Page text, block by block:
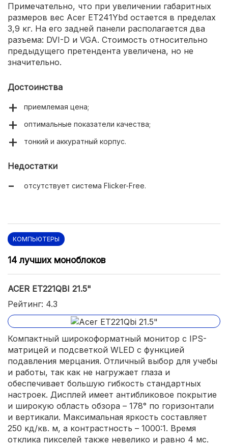
Примечательно, что при увеличении габаритных
размеров вес Acer ET241Ybd остается в пределах
3,9 кг. На его задней панели располагается два
разъема: DVI-D и VGA. Стоимость относительно
предыдущего претендента увеличена, но не
значительно.
Достоинства
приемлемая цена;
оптимальные показатели качества;
тонкий и аккуратный корпус.
Недостатки
отсутствует система Flicker-Free.
КОМПЬЮТЕРЫ
14 лучших моноблоков
ACER ET221QBI 21.5"
Рейтинг: 4.3
Компактный широкоформатный монитор с IPS-
матрицей и подсветкой WLED с функцией
подавления мерцания. Отличный выбор для учебы
и работы, так как не нагружает глаза и
обеспечивает большую гибкость стандартных
настроек. Дисплей имеет антибликовое покрытие
и широкую область обзора – 178° по горизонтали
и вертикали. Максимальная яркость составляет
250 кд/кв. м, а контрастность – 1000:1. Время
отклика пикселей также невелико и равно 4 мс.